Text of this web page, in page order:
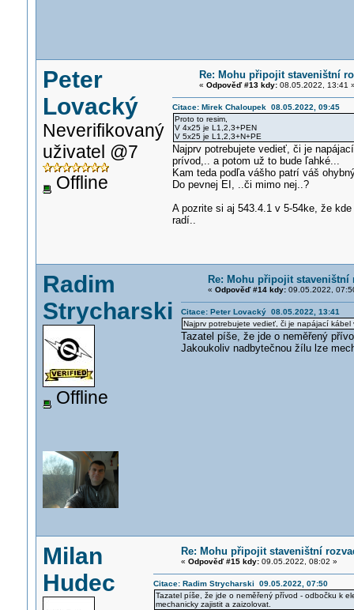
Peter
Lovacký
Neverifikovaný
uživatel @7
Offline
Re: Mohu připojit staveništní
« Odpověď #13 kdy:08.05.2022, 13:41
Citace: Mirek Chaloupek 08.05.2022, 09:45
Proto to resim,
V 4x25 je L1,2,3+PEN
V 5x25 je L1,2,3+N+PE
Najprv potrebujete vedieť, či je
prívod,.. a potom už to bude ľahké...
Kam teda podľa vášho patrí váš
Do pevnej EI, ..či mimo nej..?
A pozrite si aj 543.4.1 v 5-54ke, že
radí..
Radim
Strycharski
Offline
Re: Mohu připojit staveništní
« Odpověď #14 kdy:09.05.2022,
Citace: Peter Lovacký 08.05.2022, 13:41
Najprv potrebujete vedieť, či je napájací
Tazatel píše, že jde o neměřený
Jakoukoliv nadbytečnou žílu lze
Milan
Hudec
Re: Mohu připojit staveništní
« Odpověď #15 kdy:09.05.2022, 08:02 »
Citace: Radim Strycharski 09.05.2022, 07:50
Tazatel píše, že jde o neměřený přívod - odbočku k
mechanicky zajistit a zaizolovat.